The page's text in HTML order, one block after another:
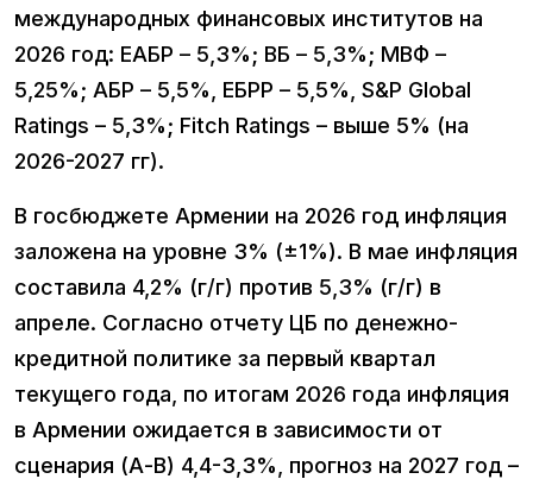
международных финансовых институтов на
2026 год: ЕАБР – 5,3%; ВБ – 5,3%; МВФ –
5,25%; АБР – 5,5%, ЕБРР – 5,5%, S&P Global
Ratings – 5,3%; Fitch Ratings – выше 5% (на
2026-2027 гг).
В госбюджете Армении на 2026 год инфляция
заложена на уровне 3% (±1%). В мае инфляция
составила 4,2% (г/г) против 5,3% (г/г) в
апреле. Согласно отчету ЦБ по денежно-
кредитной политике за первый квартал
текущего года, по итогам 2026 года инфляция
в Армении ожидается в зависимости от
сценария (А-В) 4,4-3,3%, прогноз на 2027 год –